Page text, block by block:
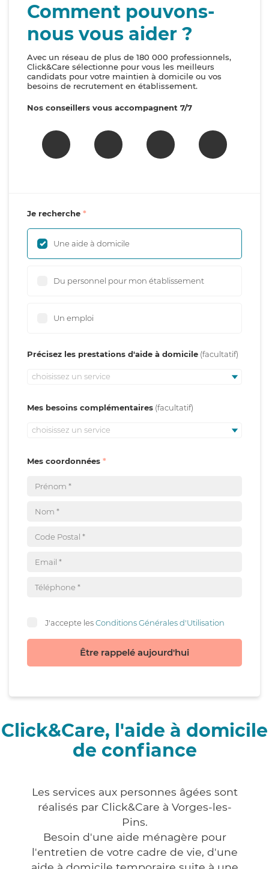
Comment pouvons-
nous vous aider ?
Avec un réseau de plus de 180 000 professionnels,
Click&Care sélectionne pour vous les meilleurs
candidats pour votre maintien à domicile ou vos
besoins de recrutement en établissement.
Nos conseillers vous accompagnent 7/7
Je recherche
Une aide à domicile
Du personnel pour mon établissement
Un emploi
Précisez les prestations d'aide à domicile
choisissez un service
Mes besoins complémentaires
choisissez un service
Mes coordonnées
J'accepte lesConditions Générales d'Utilisation
Être rappelé aujourd'hui
Click&Care, l'aide à domicile
de confiance
Les services aux personnes âgées sont
réalisés par Click&Care à Vorges-les-
Pins.
Besoin d'une aide ménagère pour
l'entretien de votre cadre de vie, d'une